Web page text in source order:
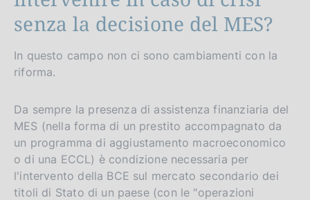
senza la decisione del MES?
In questo campo non ci sono cambiamenti con la
riforma.
Da sempre la presenza di assistenza finanziaria del
MES (nella forma di un prestito accompagnato da
un programma di aggiustamento macroeconomico
o di una ECCL) è condizione necessaria per
l'intervento della BCE sul mercato secondario dei
titoli di Stato di un paese (con le "operazioni